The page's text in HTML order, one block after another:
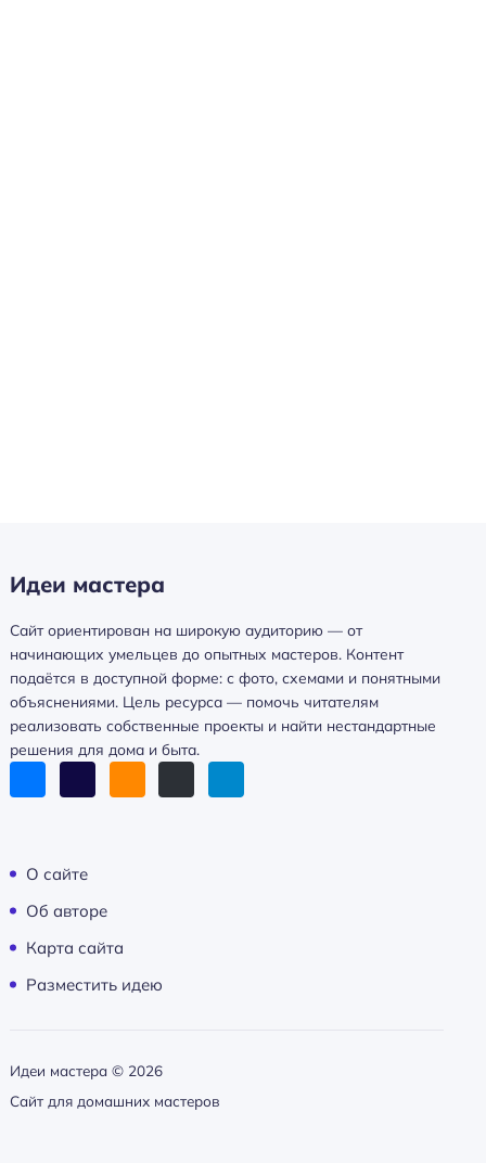
Идеи мастера
Сайт ориентирован на широкую аудиторию — от
начинающих умельцев до опытных мастеров. Контент
подаётся в доступной форме: с фото, схемами и понятными
объяснениями. Цель ресурса — помочь читателям
реализовать собственные проекты и найти нестандартные
решения для дома и быта.
О сайте
Об авторе
Карта сайта
Разместить идею
Идеи мастера © 2026
Сайт для домашних мастеров